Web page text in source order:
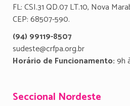
FL: CSI.31 QD.07 LT.10, Nova
CEP: 68507-590.
(94) 99119-8507
sudeste@crfpa.org.br
Horário de Funcionamento:9h
Seccional Nordeste